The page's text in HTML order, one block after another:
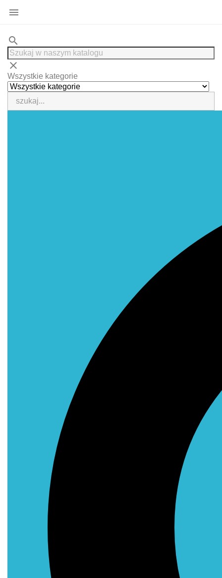

search
clear
Wszystkie kategorie